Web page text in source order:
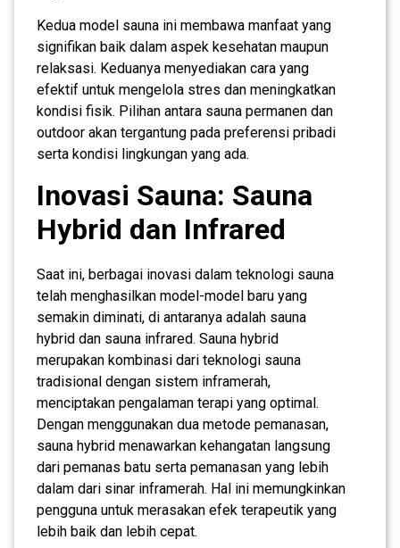
Kedua model sauna ini membawa manfaat yang
signifikan baik dalam aspek kesehatan maupun
relaksasi. Keduanya menyediakan cara yang
efektif untuk mengelola stres dan meningkatkan
kondisi fisik. Pilihan antara sauna permanen dan
outdoor akan tergantung pada preferensi pribadi
serta kondisi lingkungan yang ada.
Inovasi Sauna: Sauna
Hybrid dan Infrared
Saat ini, berbagai inovasi dalam teknologi sauna
telah menghasilkan model-model baru yang
semakin diminati, di antaranya adalah sauna
hybrid dan sauna infrared. Sauna hybrid
merupakan kombinasi dari teknologi sauna
tradisional dengan sistem inframerah,
menciptakan pengalaman terapi yang optimal.
Dengan menggunakan dua metode pemanasan,
sauna hybrid menawarkan kehangatan langsung
dari pemanas batu serta pemanasan yang lebih
dalam dari sinar inframerah. Hal ini memungkinkan
pengguna untuk merasakan efek terapeutik yang
lebih baik dan lebih cepat.